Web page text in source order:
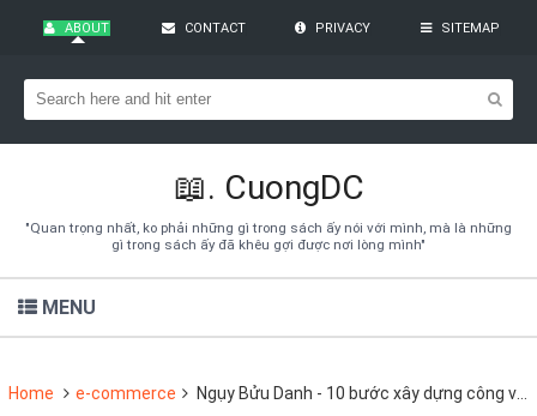
ABOUT CONTACT PRIVACY SITEMAP
📖. CuongDC
"Quan trọng nhất, ko phải những gì trong sách ấy nói với mình, mà là những
gì trong sách ấy đã khêu gợi được nơi lòng mình"
MENU
Home e-commerce Ngụy Bửu Danh - 10 bước xây dựng công việc kinh doanh trên Internet
Bạn đang cần tìm kiếm gì?
Theo dõi blog qua Email
Hãy đăng kí theo dõi blog để cập nhật những thủ thuật blogger,